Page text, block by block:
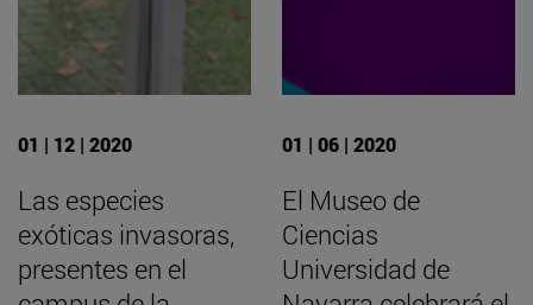
01 | 12 | 2020
Las especies
exóticas invasoras,
presentes en el
01 | 06 | 2020
El Museo de
Ciencias
Universidad de